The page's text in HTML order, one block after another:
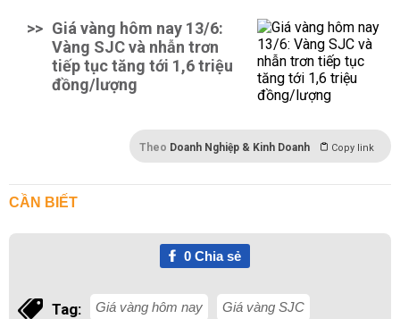
>> Giá vàng hôm nay 13/6:
Vàng SJC và nhẫn trơn
tiếp tục tăng tới 1,6 triệu
đồng/lượng
Theo Doanh Nghiệp & Kinh Doanh Copy link
CẦN BIẾT
0Chia sẻ
Tag: Giá vàng hôm nay Giá vàng SJC